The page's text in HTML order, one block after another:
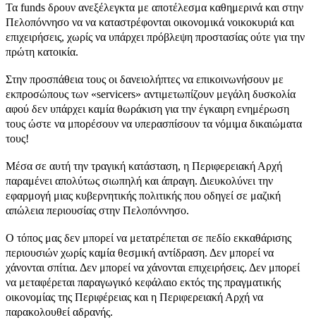
Τα funds δρουν ανεξέλεγκτα με αποτέλεσμα καθημερινά και στην
Πελοπόννησο να να καταστρέφονται οικονομικά νοικοκυριά και
επιχειρήσεις, χωρίς να υπάρχει πρόβλεψη προστασίας ούτε για την
πρώτη κατοικία.
Στην προσπάθεια τους οι δανειολήπτες να επικοινωνήσουν με
εκπροσώπους των «servicers» αντιμετωπίζουν μεγάλη δυσκολία
αφού δεν υπάρχει καμία θωράκιση για την έγκαιρη ενημέρωση
τους ώστε να μπορέσουν να υπερασπίσουν τα νόμιμα δικαιώματα
τους!
Μέσα σε αυτή την τραγική κατάσταση, η Περιφερειακή Αρχή
παραμένει απολύτως σιωπηλή και άπραγη. Διευκολύνει την
εφαρμογή μιας κυβερνητικής πολιτικής που οδηγεί σε μαζική
απώλεια περιουσίας στην Πελοπόννησο.
Ο τόπος μας δεν μπορεί να μετατρέπεται σε πεδίο εκκαθάρισης
περιουσιών χωρίς καμία θεσμική αντίδραση. Δεν μπορεί να
χάνονται σπίτια. Δεν μπορεί να χάνονται επιχειρήσεις. Δεν μπορεί
να μεταφέρεται παραγωγικό κεφάλαιο εκτός της πραγματικής
οικονομίας της Περιφέρειας και η Περιφερειακή Αρχή να
παρακολουθεί αδρανής.